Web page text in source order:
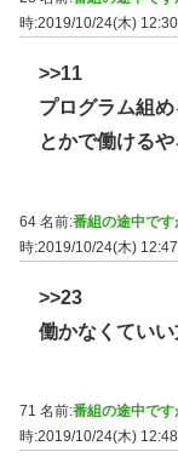
時:2019/10/24(木)
>>11
プログラム組
とかで働けるや
64 名前:番組の途中で
時:2019/10/24(木)
>>23
働かなくてい
71 名前:番組の途中で
時:2019/10/24(木)